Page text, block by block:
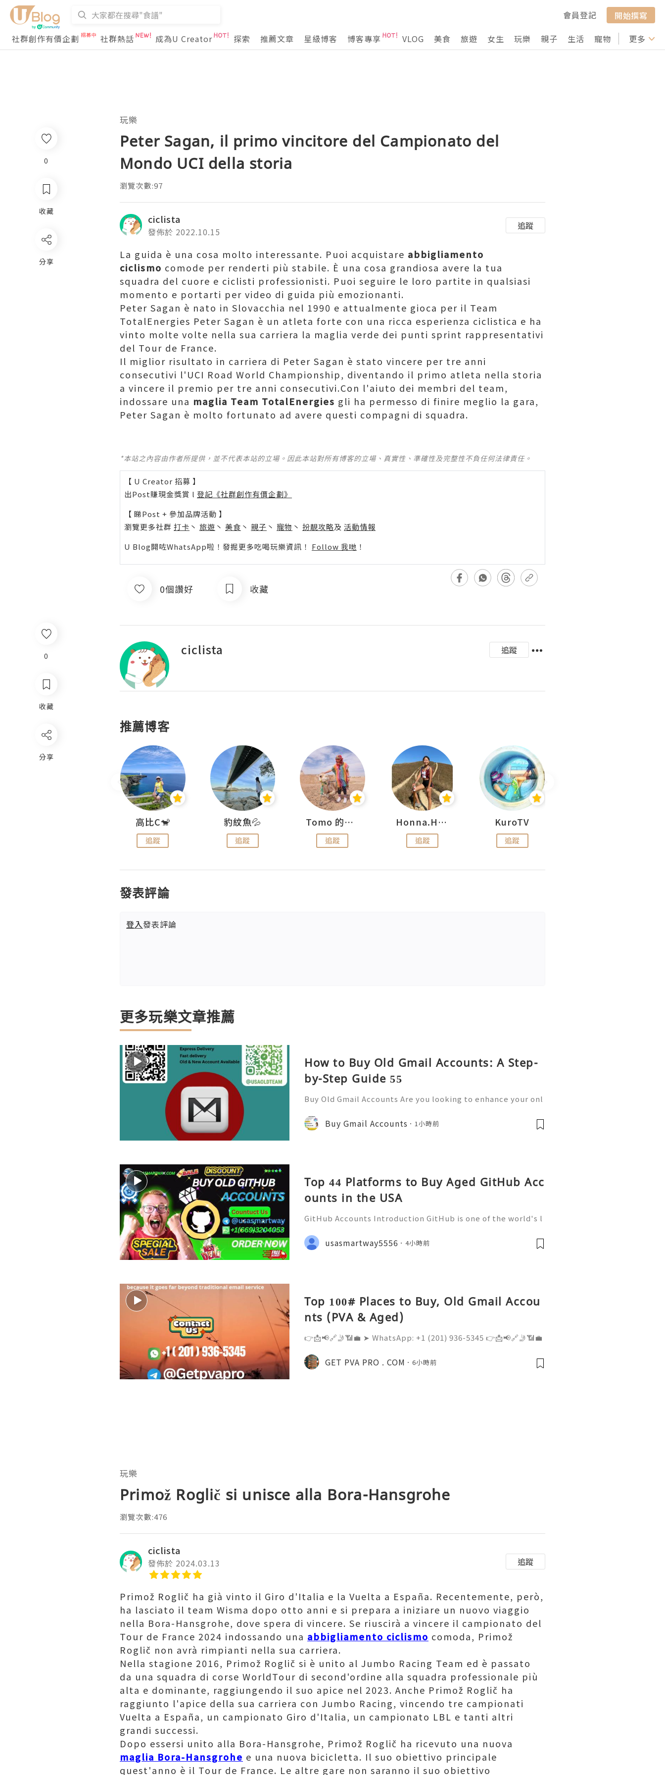
會員登記
開始撰寫
社群創作有價企劃
社群熱話 成為U Creator 探索 推薦文章 星級博客 博客專享 VLOG 美食 旅遊 女生 玩樂 親子 生活 寵物 行山 打卡
更多
0
收藏
分享
玩樂
Peter Sagan, il primo vincitore del Campionato del
Mondo UCI della storia
瀏覽次數:97
ciclista
發佈於 2022.10.15
追蹤
La guida è una cosa molto interessante. Puoi acquistare abbigliamento
ciclismo comode per renderti più stabile. È una cosa grandiosa avere la tua
squadra del cuore e ciclisti professionisti. Puoi seguire le loro partite in qualsiasi
momento e portarti per video di guida più emozionanti.
Peter Sagan è nato in Slovacchia nel 1990 e attualmente gioca per il Team
TotalEnergies Peter Sagan è un atleta forte con una ricca esperienza ciclistica e ha
vinto molte volte nella sua carriera la maglia verde dei punti sprint rappresentativi
del Tour de France.
Il miglior risultato in carriera di Peter Sagan è stato vincere per tre anni
consecutivi l'UCI Road World Championship, diventando il primo atleta nella storia
a vincere il premio per tre anni consecutivi.Con l'aiuto dei membri del team,
indossare una maglia Team TotalEnergies gli ha permesso di finire meglio la gara,
Peter Sagan è molto fortunato ad avere questi compagni di squadra.
*本站之內容由作者所提供，並不代表本站的立場。因此本站對所有博客的立場、真實性、準確性及完整性不負任何法律責任。
【 U Creator 招募 】
出Post賺現金獎賞 l 登記《社群創作有價企劃》
【 睇Post + 參加品牌活動 】
瀏覽更多社群 打卡 丶 旅遊 丶 美食 丶 親子 丶 寵物 丶 扮靚攻略及 活動情報
U Blog開咗WhatsApp啦！發掘更多吃喝玩樂資訊！ Follow 我哋 ！
0個讚好 收藏
ciclista 追蹤
推薦博客
高比C🐒
追蹤
豹紋魚💦
追蹤
Tomo 的快樂宇宙
追蹤
Honna.H 出走
追蹤
KuroTV
追蹤
發表評論
登入發表評論
更多玩樂文章推薦
How to Buy Old Gmail Accounts: A Step-
by-Step Guide 55
Buy Old Gmail Accounts Are you looking to enhance your onl
ail accounts might just be the solution you’re searching fo
r. With millions of users r
Buy Gmail Accounts 1小時前
Top 44 Platforms to Buy Aged GitHub Acc
ounts in the USA
GitHub Accounts Introduction GitHub is one of the world's l
ions of developers, businesses, startups, and open-source c
ommunities. It is much m
usasmartway5556 4小時前
Top 100# Places to Buy, Old Gmail Accou
nts (PVA & Aged)
👉📩📢🔗🤳📶💼 ➤ WhatsApp: +‪1 (201) 936-5345 👉📩📢🔗🤳📶💼
pro.com Buy Old Gmail Accounts - Premium Aged Gmail PVA
Accounts | Getpvapro.com Discover Reliable Old Gm
GET PVA PRO . COM 6小時前
0
收藏
分享
玩樂
Primož Roglič si unisce alla Bora-Hansgrohe
瀏覽次數:476
ciclista
發佈於 2024.03.13 追蹤
Primož Roglič ha già vinto il Giro d'Italia e la Vuelta a España. Recentemente, però,
ha lasciato il team Wisma dopo otto anni e si prepara a iniziare un nuovo viaggio
nella Bora-Hansgrohe, dove spera di vincere. Se riuscirà a vincere il campionato del
Tour de France 2024 indossando una abbigliamento ciclismo comoda, Primož
Roglič non avrà rimpianti nella sua carriera.
Nella stagione 2016, Primož Roglič si è unito al Jumbo Racing Team ed è passato
da una squadra di corse WorldTour di second'ordine alla squadra professionale più
alta e dominante, raggiungendo il suo apice nel 2023. Anche Primož Roglič ha
raggiunto l'apice della sua carriera con Jumbo Racing, vincendo tre campionati
Vuelta a España, un campionato Giro d'Italia, un campionato LBL e tanti altri
grandi successi.
Dopo essersi unito alla Bora-Hansgrohe, Primož Roglič ha ricevuto una nuova
maglia Bora-Hansgrohe e una nuova bicicletta. Il suo obiettivo principale
quest'anno è il Tour de France. Le altre gare non saranno il suo obiettivo